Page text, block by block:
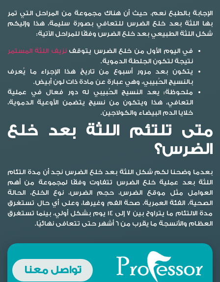
الإجابة بالطبع نعم، حيث أن هناك مجموعة من المراحل التي تمر
بها اللثة بعد خلع الضرس للتعافي بصورة سليمة، هذا وإليكم
شكل اللثة الطبيعي بعد خلع الضرس وفقًا للمراحل الآتية:
في اليوم الأول من خلع الضرس يتوقفنزيف اللثة المستمر
نتيجة لتكون الجلطة الدموية.
يتكون بعد مرور أسبوع من تاريخ هذا الإجراء ما يُعرف
بالنسيج الحُبيبي، وهي عبارة عن مادة ذات لون أبيض.
ملحوظة: يعد النسيج الحُبيبي له دور فعال في عملية
التعافي، هذا ويتكون من نسيج يتضمن الأوعية الدموية،
خلايا الدم البيضاء والكولاجين.
متى تلتئم اللثة بعد خلع
الضرس؟
بعدما وضحنا لكم شكل اللثة بعد خلع الضرس نجد أن مدة التئام
اللثة بعد عملية خلع الضرس تتفاوت وفقًا لمجموعة من أهم
العوامل مثل موقع الضرس، حجم الضرس، نوع الخلع، الحالة
الصحية، الفئة العمرية، صحة الفم وغيرها، وعلى أي حال تستغرق
مدة الالتئام ما يتراوح بين 7 إلى 14 يوم بشكل أولي، بينما تستغرق
العظام والأنسجة ما يقرب من 6 أشهر حتى تتعافى نهائيًا.
تواصل معنا